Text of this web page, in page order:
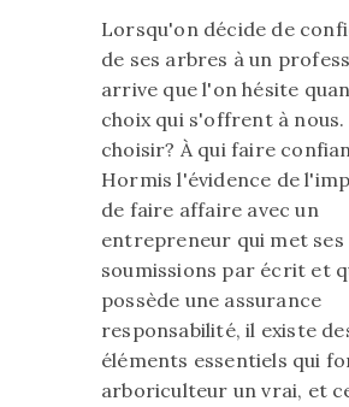
Lorsqu'on décide de
de ses arbres à un
arrive que l'on hésite
choix qui s'offrent à nous.
choisir? À qui faire
Hormis l'évidence de
de faire affaire avec un
entrepreneur qui met ses
soumissions par écrit et
possède une assurance
responsabilité, il existe
éléments essentiels qui
arboriculteur un vrai, et